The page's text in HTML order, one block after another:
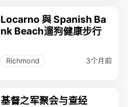
Locarno 與 Spanish Ba
nk Beach遛狗健康步行
Richmond 3个月前
基督之军聚会与查经